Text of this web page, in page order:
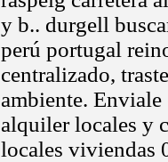
y b.. durgell
perú portugal
centralizado,
ambiente.
alquiler locales y
locales viviendas